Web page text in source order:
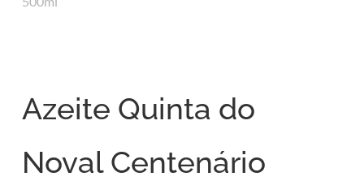
Azeite Quinta do
Noval Centenário